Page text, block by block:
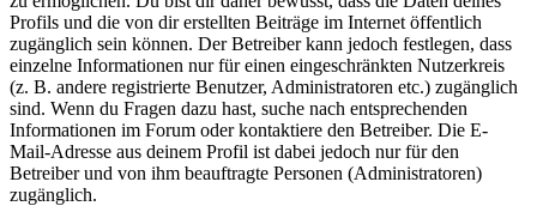
Profils und die von dir erstellten Beiträge im Internet öffentlich
zugänglich sein können. Der Betreiber kann jedoch festlegen, dass
einzelne Informationen nur für einen eingeschränkten Nutzerkreis
(z. B. andere registrierte Benutzer, Administratoren etc.) zugänglich
sind. Wenn du Fragen dazu hast, suche nach entsprechenden
Informationen im Forum oder kontaktiere den Betreiber. Die E-
Mail-Adresse aus deinem Profil ist dabei jedoch nur für den
Betreiber und von ihm beauftragte Personen (Administratoren)
zugänglich.